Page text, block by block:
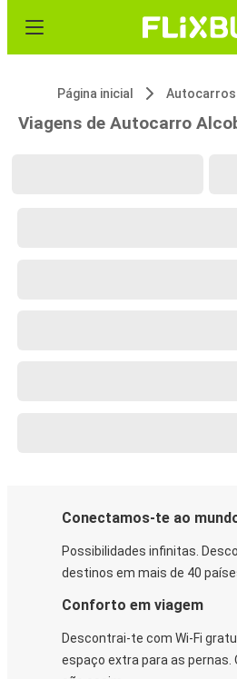
Página inicial Autocarros
Viagens de Autocarro
Conectamos-te ao
Possibilidades infinitas.
destinos em mais de 40
Conforto em viagem
Descontrai-te com Wi-Fi
espaço extra para as